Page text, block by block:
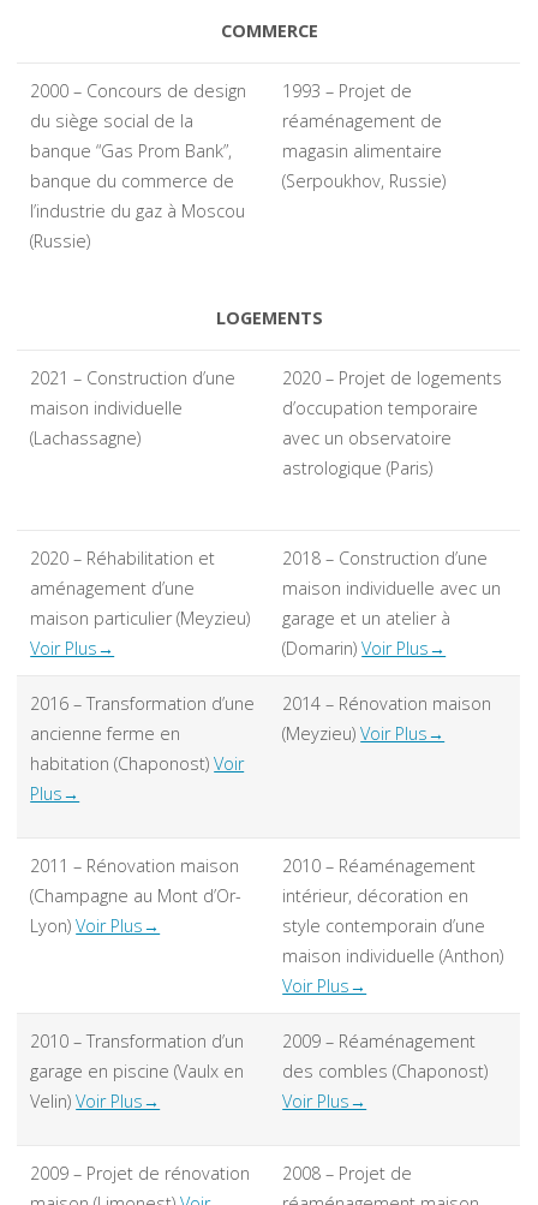
COMMERCE
2000 – Concours de design
du siège social de la
banque “Gas Prom Bank”,
banque du commerce de
l’industrie du gaz à Moscou
(Russie)
1993 – Projet de
réaménagement de
magasin alimentaire
(Serpoukhov, Russie)
LOGEMENTS
2021 – Construction d’une
maison individuelle
(Lachassagne)
2020 – Projet de logements
d’occupation temporaire
avec un observatoire
astrologique (Paris)
2020 – Réhabilitation et
aménagement d’une
maison particulier (Meyzieu)
Voir Plus→
2018 – Construction d’une
maison individuelle avec un
garage et un atelier à
(Domarin)Voir Plus→
2016 – Transformation d’une
ancienne ferme en
habitation (Chaponost)Voir
Plus→
2014 – Rénovation maison
(Meyzieu)Voir Plus→
2011 – Rénovation maison
(Champagne au Mont d’Or-
Lyon)Voir Plus→
2010 – Réaménagement
intérieur, décoration en
style contemporain d’une
maison individuelle (Anthon)
Voir Plus→
2010 – Transformation d’un
garage en piscine (Vaulx en
Velin)Voir Plus→
2009 – Réaménagement
des combles (Chaponost)
Voir Plus→
2009 – Projet de rénovation
2008 – Projet de